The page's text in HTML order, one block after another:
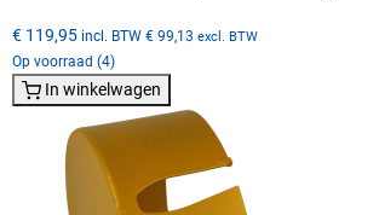
€ 119,95 incl. BTW € 99,13 excl. BTW
Op voorraad (4)
In winkelwagen